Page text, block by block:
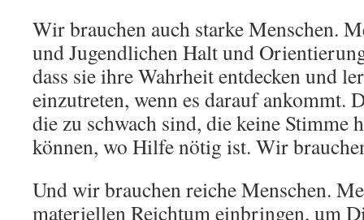
Wir brauchen auch starke Menschen.
und Jugendlichen Halt und
dass sie ihre Wahrheit entdecken und
einzutreten, wenn es darauf ankommt.
die zu schwach sind, die keine Stimme
können, wo Hilfe nötig ist. Wir
Und wir brauchen reiche Menschen.
materiellen Reichtum einbringen, um